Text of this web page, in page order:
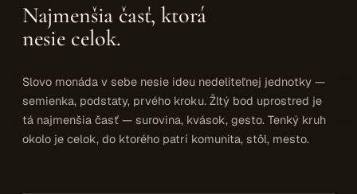
Najmenšia časť, ktorá
nesie celok.
Slovo monáda v sebe nesie ideu nedeliteľnej jednotky —
semienka, podstaty, prvého kroku. Žltý bod uprostred je
tá najmenšia časť — surovina, kvások, gesto. Tenký kruh
okolo je celok, do ktorého patrí komunita, stôl, mesto.